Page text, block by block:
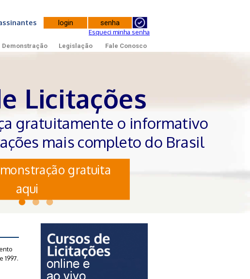
Esqueci minha senha
Demonstração Legislação Fale Conosco
Licitações
gratuitamente o informativo
mais completo do Brasil
gratuita
aqui
1997.